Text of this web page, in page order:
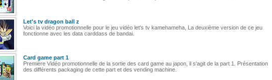
Let's tv dragon ball z
Voici la vidéo promotionnelle pour le jeu vidéo let's tv kamehameha, La deuxième version de ce jeu
fonctionne avec les data carddass de bandai.
Card game part 1
Première Vidéo promotionnelle de la sortie des card game au japon, il s'agit de la part 1. Présentation
des différents packaging de cette part et des vending machine.